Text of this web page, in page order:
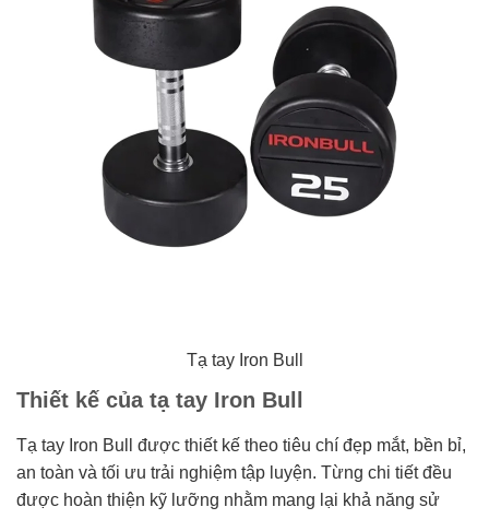
Tạ tay Iron Bull
Thiết kế của tạ tay Iron Bull
Tạ tay Iron Bull được thiết kế theo tiêu chí đẹp mắt, bền bỉ,
an toàn và tối ưu trải nghiệm tập luyện. Từng chi tiết đều
được hoàn thiện kỹ lưỡng nhằm mang lại khả năng sử